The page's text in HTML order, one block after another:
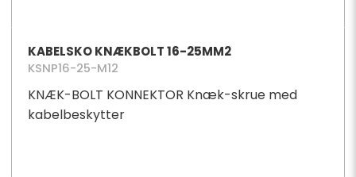
KABELSKO KNÆKBOLT 16-25MM2
KSNP16-25-M12
KNÆK-BOLT KONNEKTOR Knæk-skrue med
kabelbeskytter